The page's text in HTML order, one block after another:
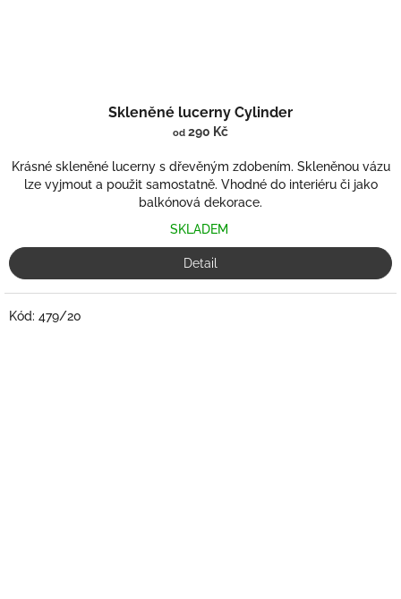
Skleněné lucerny Cylinder
od 290 Kč
Krásné skleněné lucerny s dřevěným zdobením. Skleněnou vázu
lze vyjmout a použit samostatně. Vhodné do interiéru či jako
balkónová dekorace.
SKLADEM
Detail
Kód: 479/20